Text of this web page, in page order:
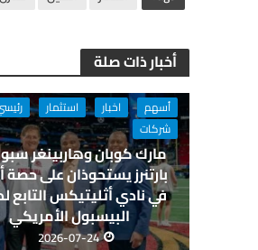
b
o
o
k
er
A
p
p
أخبار ذات صلة
أسهم اخبار استثمار
شركات
مارك كوبان وهاربينغر
بارتنرز يستحوذان على حصة
في نادي أثليتيكس التابع
البيسبول الأمريكي
2026-07-24